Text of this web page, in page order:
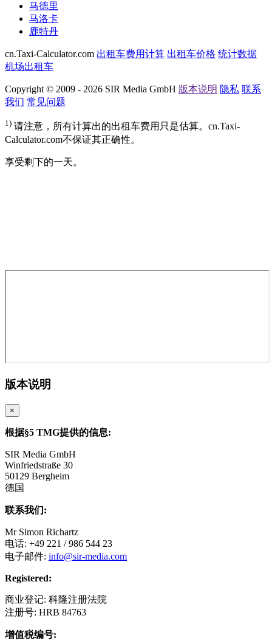
马德里
马洛卡
鹿特丹
cn.Taxi-Calculator.com 出租车费用计算 出租车价格 统计数据
机场出租车
Copyright © 2009 - 2026 SIR Media GmbH 版本说明 隐私 联系
我们 常见问题
1) 请注意，所有计算出的出租车费用只是估算。cn.Taxi-
Calculator.com不保证其正确性。
享受剩下的一天。
版本说明
×
根据§5 TMG提供的信息:
SIR Media GmbH
Winfriedstraße 30
50129 Bergheim
德国
联系我们:
Mr Simon Richartz
电话: +49 221 / 986 544 23
电子邮件: info@sir-media.com
Registered:
商业登记: 科隆注册法院
注册号: HRB 84763
增值税编号: